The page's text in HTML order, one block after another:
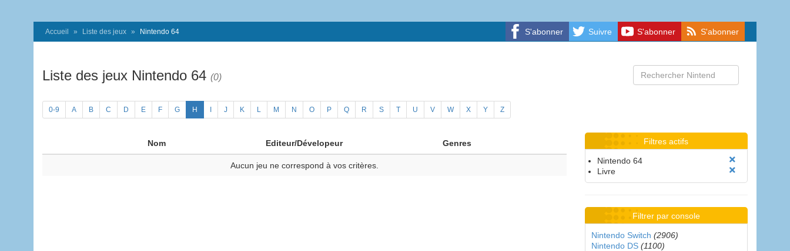
S'abonner Suivre S'abonner S'abonner
Accueil Liste des jeux Nintendo 64
Liste des jeux Nintendo 64 (0)
0-9 A B C D E F G H J K L M N O P Q R S T U V W X Y Z
Nom Editeur/Dévelopeur Genres
Aucun jeu ne correspond à vos critères.
Filtres actifs
Nintendo 64
Livre
Filtrer par console
Nintendo Switch (2906)
Nintendo DS (1100)